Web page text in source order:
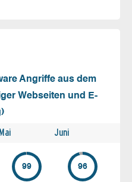
Angriffe aus dem
Webseiten und E-
Mai Juni
99 96